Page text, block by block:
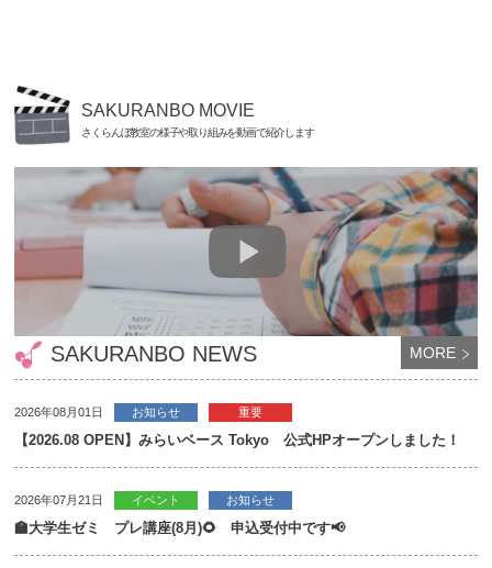
SAKURANBO NEWS MORE
2026年08月01日 お知らせ 重要
【2026.08 OPEN】みらいベース Tokyo 公式HPオープンしました！
2026年07月21日 イベント お知らせ
🏫大学生ゼミ プレ講座(8月)🌻 申込受付中です📢
SAKURANBO MOVIE
さくらんぼ教室の様子や取り組みを動画で紹介します